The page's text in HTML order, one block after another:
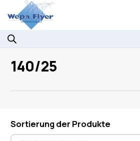
140/25
Sortierung der Produkte